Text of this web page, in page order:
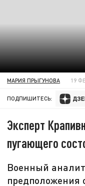
МАРИЯ ПРЫГУНОВА 19
ПОДПИШИТЕСЬ:
Эксперт
пугающего
Военный
предположения